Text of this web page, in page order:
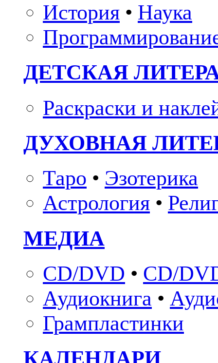
История • Наука
ДЕТСКАЯ
Раскраски и
ДУХОВНАЯ
Таро • Эзотерика
Астрология •
МЕДИА
CD/DVD • CD/
Аудиокнига •
Грампластинки